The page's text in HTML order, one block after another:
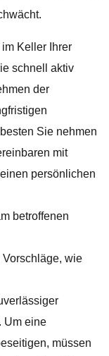
Keller Ihrer
schnell aktiv
der
Sie nehmen
mit
persönlichen
betroffenen
wie
Um eine
müssen